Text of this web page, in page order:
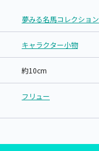
夢みる名馬コレクション
キャラクター小物
約10cm
フリュー